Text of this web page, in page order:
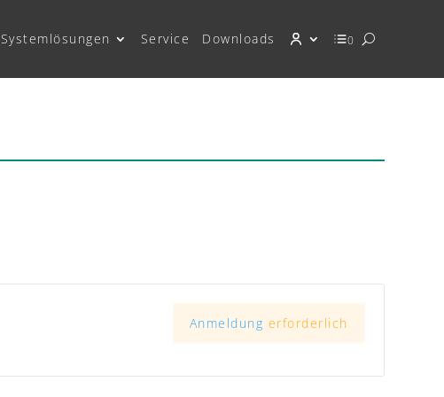
Systemlösungen Service Downloads 0
Anmeldung erforderlich